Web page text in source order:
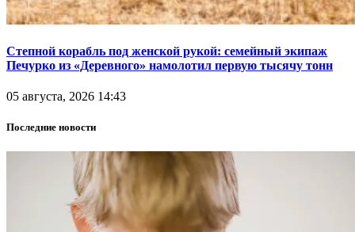
Степной корабль под женской рукой: семейный экипаж
Печурко из «Деревного» намолотил первую тысячу тонн
05 августа, 2026 14:43
Последние новости